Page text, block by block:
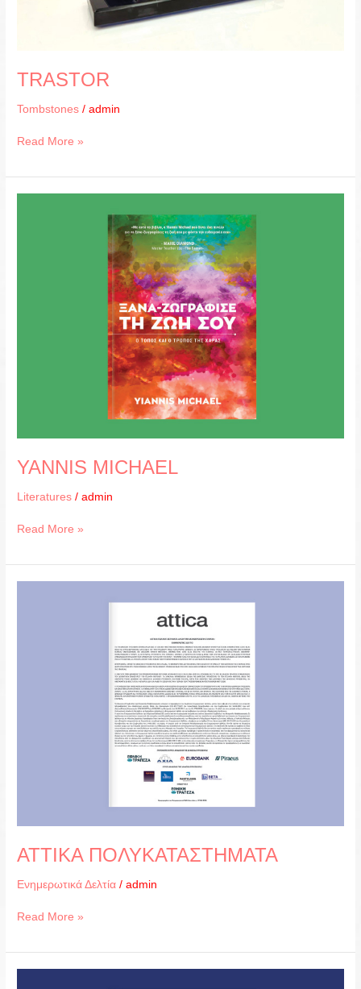
TRASTOR
Tombstones /admin
Read More »
YANNIS MICHAEL
Literatures /admin
Read More »
ΑΤΤΙΚΑ ΠΟΛΥΚΑΤΑΣΤΗΜΑΤΑ
Ενημερωτικά Δελτία /admin
ΠΟΛΥΚΑΤΑΣΤΗΜΑΤΑ
Read More »